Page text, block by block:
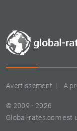
Avertissement A
© 2009 - 2026
Global-rates.com est